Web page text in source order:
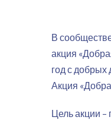
В
акция
год с добрых
Акция
Цель акции –